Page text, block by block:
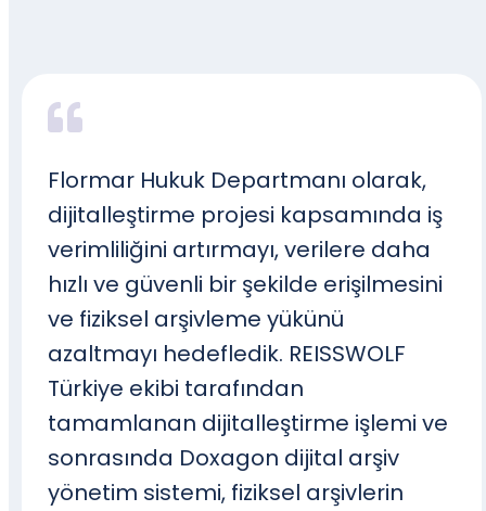
Flormar Hukuk Departmanı olarak,
dijitalleştirme projesi kapsamında iş
verimliliğini artırmayı, verilere daha
hızlı ve güvenli bir şekilde erişilmesini
ve fiziksel arşivleme yükünü
azaltmayı hedefledik. REISSWOLF
Türkiye ekibi tarafından
tamamlanan dijitalleştirme işlemi ve
sonrasında Doxagon dijital arşiv
yönetim sistemi, fiziksel arşivlerin